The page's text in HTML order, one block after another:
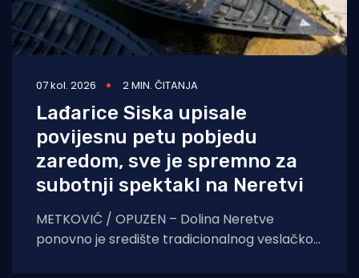
07 kol. 2026 2 MIN. ČITANJA
Lađarice Siska upisale
povijesnu petu pobjedu
zaredom, sve je spremno za
subotnji spektakl na Neretvi
METKOVIĆ / OPUZEN – Dolina Neretve
ponovno je središte tradicionalnog veslačkog